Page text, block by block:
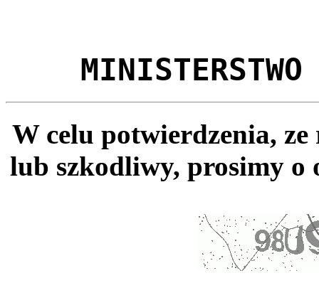
MINISTERSTWO
W celu potwierdzenia,
lub szkodliwy, prosimy o